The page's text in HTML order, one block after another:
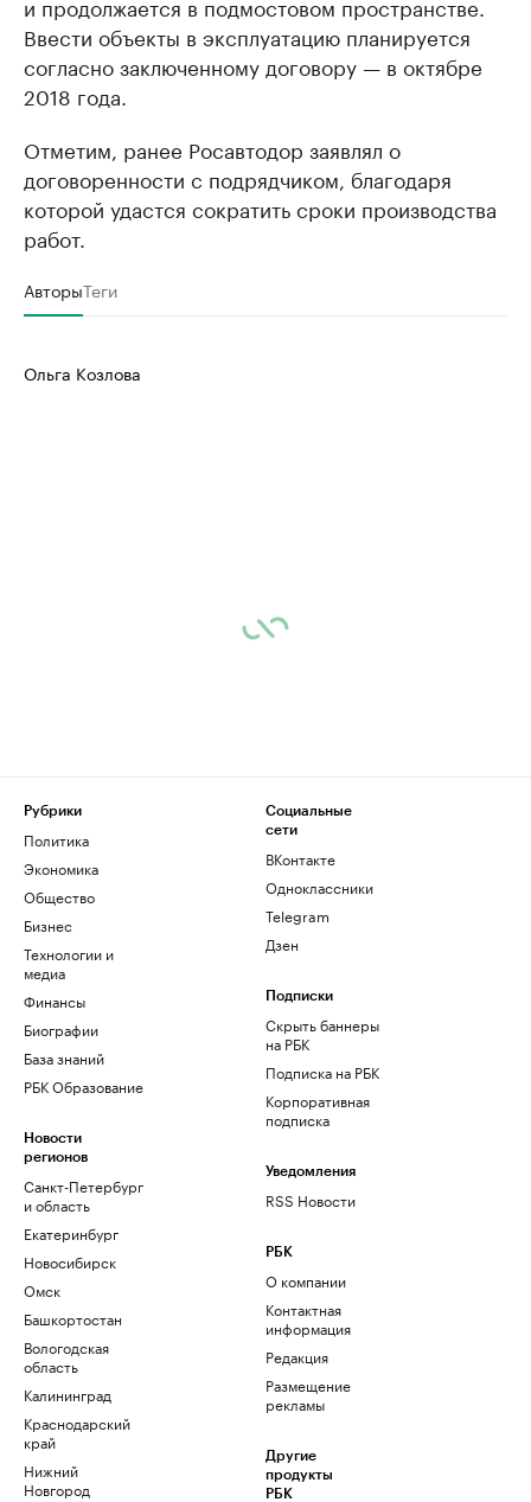
Ввести объекты в эксплуатацию планируется
согласно заключенному договору — в октябре
2018 года.
Отметим, ранее Росавтодор заявлял о
договоренности с подрядчиком, благодаря
которой удастся сократить сроки производства
работ.
АвторыТеги
Ольга Козлова
Рубрики
Политика
Экономика
Общество
Бизнес
Технологии и
медиа
Финансы
Биографии
База знаний
РБК Образование
Новости
регионов
Санкт-Петербург
и область
Екатеринбург
Новосибирск
Омск
Башкортостан
Вологодская
область
Калининград
Краснодарский
край
Нижний
Новгород
Социальные
сети
ВКонтакте
Одноклассники
Telegram
Дзен
Подписки
Скрыть баннеры
на РБК
Подписка на РБК
Корпоративная
подписка
Уведомления
RSS Новости
РБК
О компании
Контактная
информация
Редакция
Размещение
рекламы
Другие
продукты
РБК